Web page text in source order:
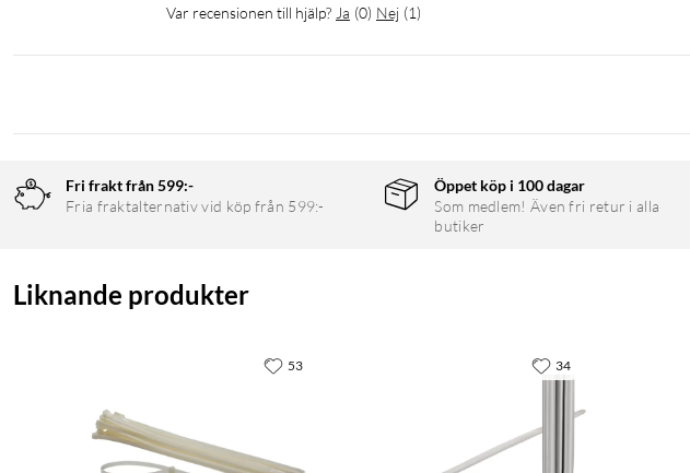
Var recensionen till hjälp? Ja (0) Nej (1)
Fri frakt från 599:-
Fria fraktalternativ vid köp från 599:-
Öppet köp i 100 dagar
Som medlem! Även fri retur i alla
butiker
Liknande produkter
53 34